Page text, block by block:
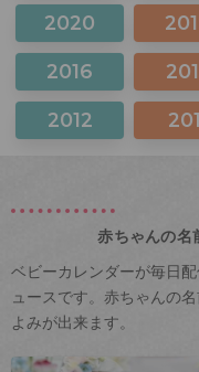
2020
2016
2012
赤ちゃんの名
ベビーカレンダーが毎日
ュースです。赤ちゃんの
よみが出来ます。